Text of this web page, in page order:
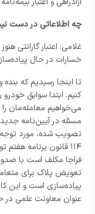
چه اطلاعاتی در دست
غلامی: اعتبار گارانتی
خسارات در حال
تا اینجا رسیدیم که
کنیم. ابتدا سوابق خودرو
می‌خواهیم معامله‌مان
تصویب شده، مورد توجه
۱۱۴ قانون برنامه
فراجا مکلف است با
تعویض پلاک برای
پیاده‌سازی است و این
عنوان معاونت علمی در